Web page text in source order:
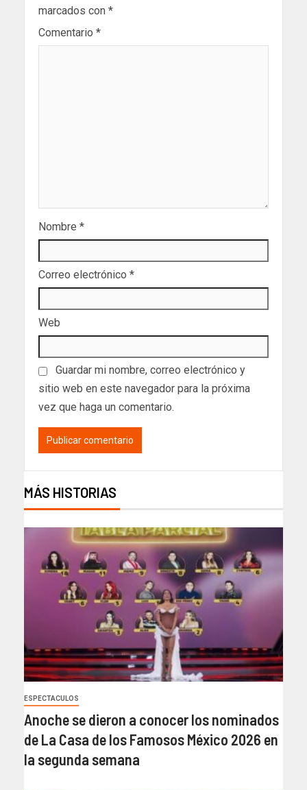
marcados con *
Comentario *
Nombre *
Correo electrónico *
Web
Guardar mi nombre, correo electrónico y
sitio web en este navegador para la próxima
vez que haga un comentario.
MÁS HISTORIAS
ESPECTACULOS
Anoche se dieron a conocer los nominados
de La Casa de los Famosos México 2026 en
la segunda semana